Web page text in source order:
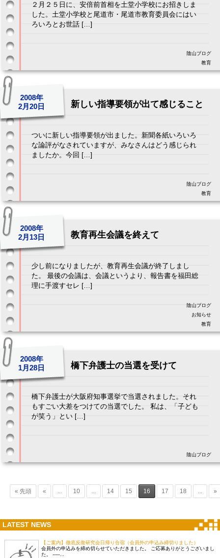
２月２５日に、安倍前首相を土堂小学校にお招きしま
した。土堂小学校と尾道市・尾道市教育委員会にはい
ろいろとお世話 […]
陰山ブログ
教育
新しい指導要領が出て感じること
2008年
2月20日
ついに新しい指導要領が出ました。新聞各紙いろいろ
な論評がなされていますが、みなさんはどう感じられ
ましたか。今回 […]
陰山ブログ
教育
教育再生会議を終えて
2008年
2月13日
少し前になりましたが、教育再生会議が終了しまし
た。 最後の会議は、会議というより、報告書を福田総
理に手渡すセレ […]
陰山ブログ
お知らせ
教育
橋下弁護士の当選を受けて
2008年
1月28日
橋下弁護士が大阪府知事選挙で当選されました。それ
もすごい大差をつけての当選でした。 私は、「子ども
が笑う」とい […]
陰山ブログ
« 先頭 « ... 10 ... 14 15 16 17 18 ... »
LATEST NEWS
【ご案内】徹底反復研究会日帰り合宿（会員外の申込み締切りました）
会員外の申込みを締め切らせていただきました。 ご応募ありがとうございまし
た。 -----...